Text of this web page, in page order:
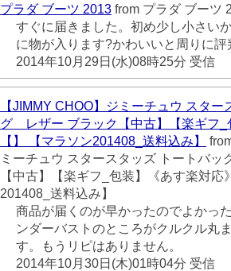
プラダ ブーツ 2013 from プラダ ブーツ
すぐに届きました。初め少し小さい
に物が入ります?かわいいと周りに
2014年10月29日(水)08時25分 受信
【JIMMY CHOO】ジミーチュウ スタ
グ レザー ブラック【中古】【楽ギフ_
【】 【マラソン201408_送料込み】
ミーチュウ スタースタッズ トートバ
【中古】【楽ギフ_包装】《あす楽対応
201408_送料込み】
商品が届くのが早かったのでよかっ
ンダーバストのところがクルクル丸
す。もうリピはありません。
2014年10月30日(木)01時04分 受信